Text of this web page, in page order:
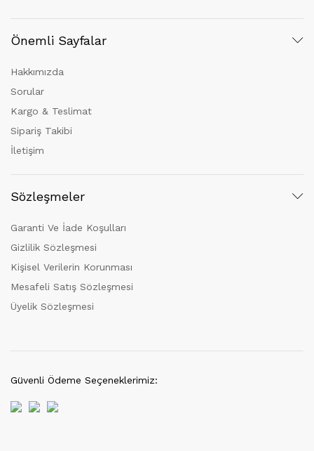
Önemli Sayfalar
Hakkımızda
Sorular
Kargo & Teslimat
Sipariş Takibi
İletişim
Sözleşmeler
Garanti Ve İade Koşulları
Gizlilik Sözleşmesi
Kişisel Verilerin Korunması
Mesafeli Satış Sözleşmesi
Üyelik Sözleşmesi
Güvenli Ödeme Seçeneklerimiz: